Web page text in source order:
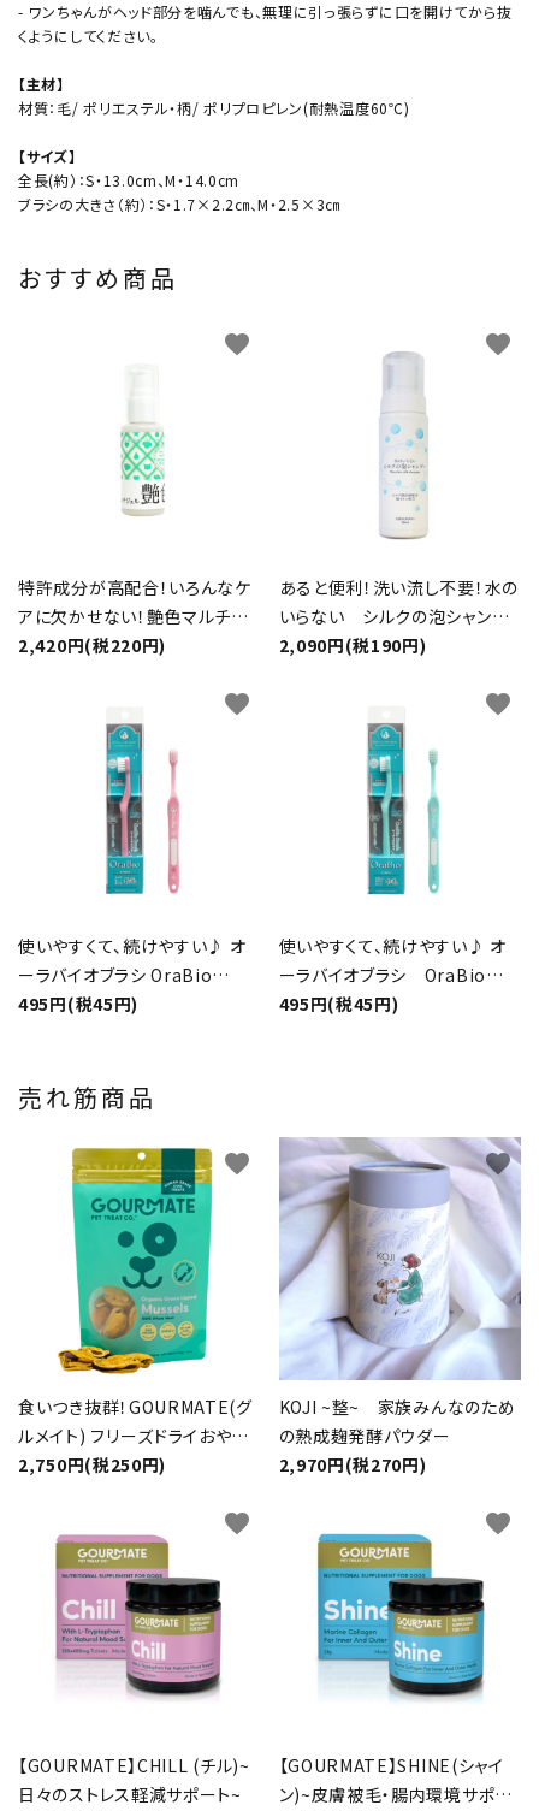
- ワンちゃんがヘッド部分を噛んでも、無理に引っ張らずに口を開けてから抜
くようにしてください。
【主材】
材質：毛/ ポリエステル・柄/ ポリプロピレン(耐熱温度60℃)
【サイズ】
全長(約）：S・13.0cm、M・14.0cm
ブラシの大きさ（約）：S・1.7×2.2㎝、M・2.5×3㎝
おすすめ商品
特許成分が高配合！いろんなケ
アに欠かせない！艶色マルチジ
ェル
2,420円(税220円)
favorite
あると便利！洗い流し不要！水の
いらない シルクの泡シャンプ
ー
2,090円(税190円)
favorite
使いやすくて、続けやすい♪ オ
ーラバイオブラシ OraBio
Brush 長毛 ピンク
495円(税45円)
favorite
使いやすくて、続けやすい♪ オ
ーラバイオブラシ OraBio
Brush 中毛 ブルー
495円(税45円)
favorite
売れ筋商品
食いつき抜群！GOURMATE(グ
ルメイト) フリーズドライおやつ
オーガニック 緑イ貝 50g
2,750円(税250円)
favorite
KOJI ~整~ 家族みんなのため
の熟成麹発酵パウダー
2,970円(税270円)
favorite
【GOURMATE】CHILL (チル)~
日々のストレス軽減サポート~
favorite
【GOURMATE】SHINE(シャイ
ン)~皮膚被毛・腸内環境サポー
favorite